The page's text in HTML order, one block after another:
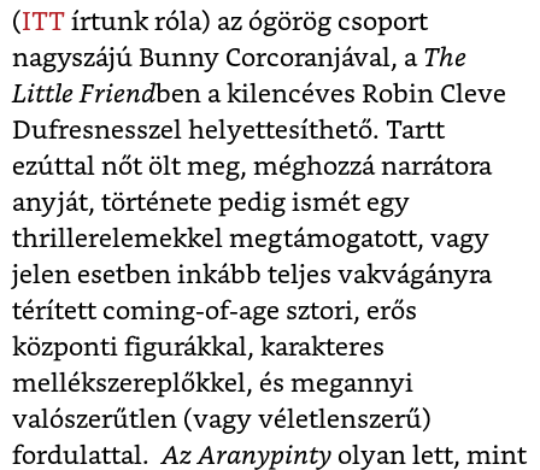
(ITT írtunk róla) az ógörög csoport
nagyszájú Bunny Corcoranjával, a The
Little Friendben a kilencéves Robin Cleve
Dufresnesszel helyettesíthető. Tartt
ezúttal nőt ölt meg, méghozzá narrátora
anyját, története pedig ismét egy
thrillerelemekkel megtámogatott, vagy
jelen esetben inkább teljes vakvágányra
térített coming-of-age sztori, erős
központi figurákkal, karakteres
mellékszereplőkkel, és megannyi
valószerűtlen (vagy véletlenszerű)
fordulattal. Az Aranypinty olyan lett, mint